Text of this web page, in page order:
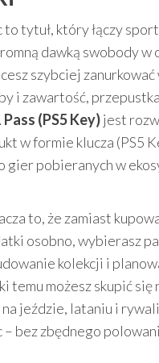
tytuł, który łączy
dawką swobody w
szybciej zanurkować
i zawartość, przepustka
(PS5 Key)jest
w formie klucza (PS5
gier pobieranych w
to, że zamiast
osobno, wybierasz
kolekcji i
temu możesz skupić się
jeździe, lataniu i
bez zbędnego